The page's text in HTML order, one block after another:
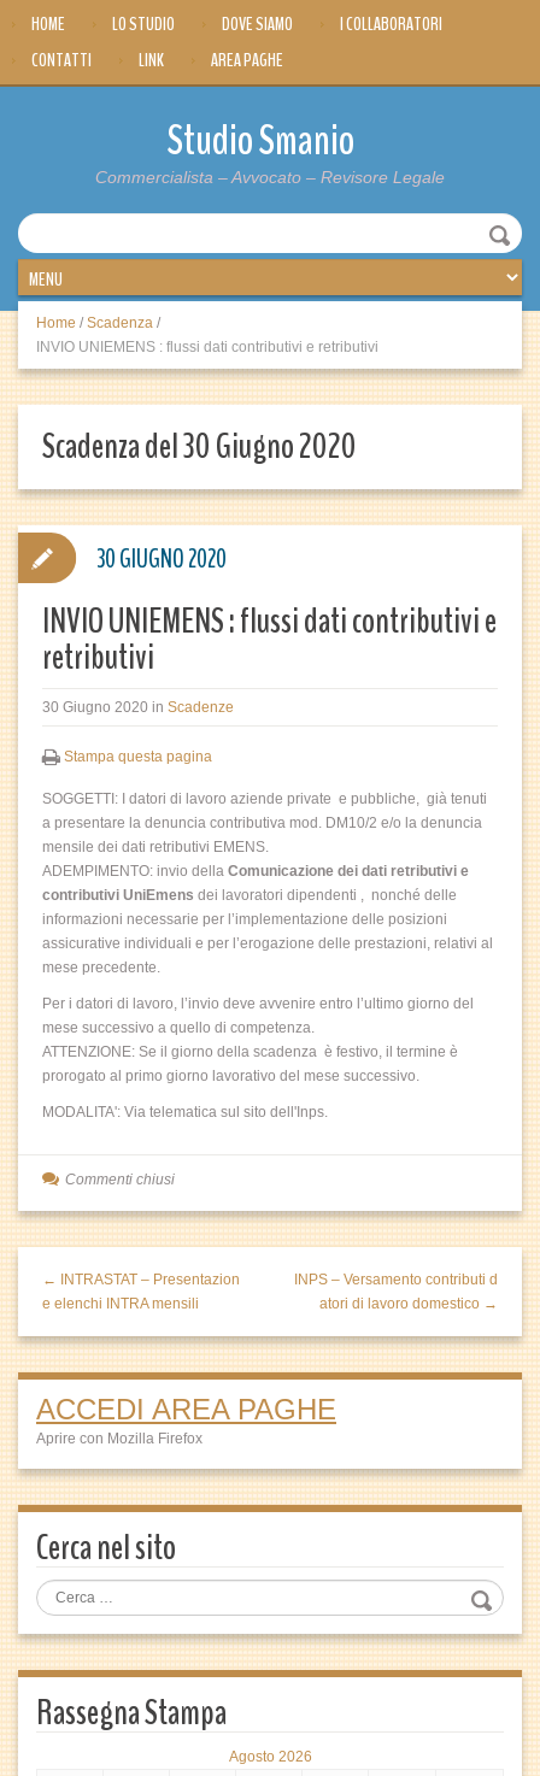
HOME LO STUDIO DOVE SIAMO
I COLLABORATORI
CONTATTI
LINK AREA PAGHE
Studio Smanio
Commercialista – Avvocato – Revisore Legale
Home / Scadenza /
INVIO UNIEMENS : flussi dati contributivi e retributivi
Scadenza del 30 Giugno 2020
INVIO UNIEMENS : flussi dati contributivi e
retributivi
30 Giugno 2020 in Scadenze
Stampa questa pagina
SOGGETTI: I datori di lavoro aziende private e pubbliche, già tenuti
a presentare la denuncia contributiva mod. DM10/2 e/o la denuncia
mensile dei dati retributivi EMENS.
ADEMPIMENTO: invio della Comunicazione dei dati retributivi e
contributivi UniEmens dei lavoratori dipendenti , nonché delle
informazioni necessarie per l’implementazione delle posizioni
assicurative individuali e per l’erogazione delle prestazioni, relativi al
mese precedente.
Per i datori di lavoro, l’invio deve avvenire entro l’ultimo giorno del
mese successivo a quello di competenza.
ATTENZIONE: Se il giorno della scadenza è festivo, il termine è
prorogato al primo giorno lavorativo del mese successivo.
MODALITA': Via telematica sul sito dell'Inps.
30 GIUGNO 2020
Commenti chiusi
← INTRASTAT – Presentazion
e elenchi INTRA mensili
INPS – Versamento contributi d
atori di lavoro domestico →
ACCEDI AREA PAGHE
Aprire con Mozilla Firefox
Cerca nel sito
Rassegna Stampa
Agosto 2026